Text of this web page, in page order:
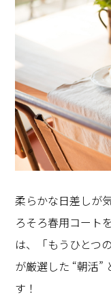
柔らかな日差しが
ろそろ春用コート
は、「もうひとつ
が厳選した “朝活”
す！